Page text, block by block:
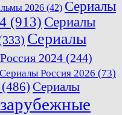
2026 (42) Сериалы
(913) Сериалы
Сериалы
2024 (244)
Сериалы Россия 2026 (73)
(486) Сериалы